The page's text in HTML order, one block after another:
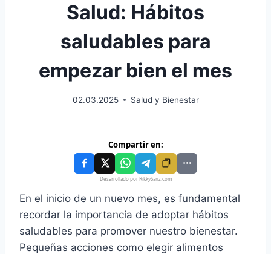
Salud: Hábitos
saludables para
empezar bien el mes
02.03.2025 Salud y Bienestar
Compartir en:
Desarrollado por RikkySanz.com
En el inicio de un nuevo mes, es fundamental
recordar la importancia de adoptar hábitos
saludables para promover nuestro bienestar.
Pequeñas acciones como elegir alimentos